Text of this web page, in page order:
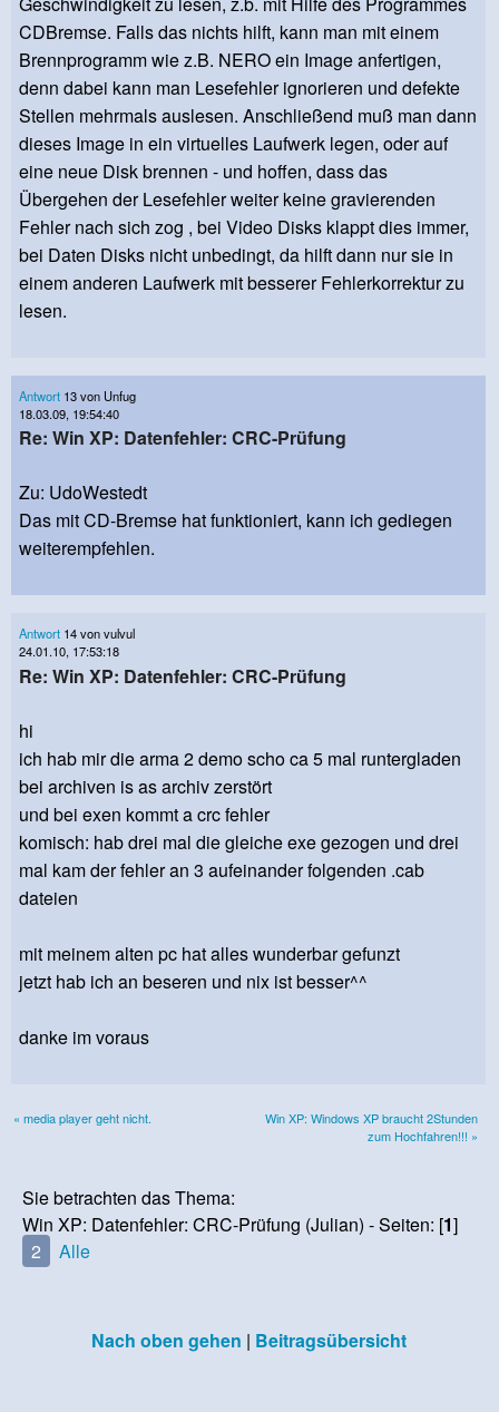
CDBremse. Falls das nichts hilft, kann man mit einem
Brennprogramm wie z.B. NERO ein Image anfertigen,
denn dabei kann man Lesefehler ignorieren und defekte
Stellen mehrmals auslesen. Anschließend muß man dann
dieses Image in ein virtuelles Laufwerk legen, oder auf
eine neue Disk brennen - und hoffen, dass das
Übergehen der Lesefehler weiter keine gravierenden
Fehler nach sich zog , bei Video Disks klappt dies immer,
bei Daten Disks nicht unbedingt, da hilft dann nur sie in
einem anderen Laufwerk mit besserer Fehlerkorrektur zu
lesen.
Antwort 13 von Unfug
18.03.09, 19:54:40
Re: Win XP: Datenfehler: CRC-Prüfung
Zu: UdoWestedt
Das mit CD-Bremse hat funktioniert, kann ich gediegen
weiterempfehlen.
Antwort 14 von vulvul
24.01.10, 17:53:18
Re: Win XP: Datenfehler: CRC-Prüfung
hi
ich hab mir die arma 2 demo scho ca 5 mal runtergladen
bei archiven is as archiv zerstört
und bei exen kommt a crc fehler
komisch: hab drei mal die gleiche exe gezogen und drei
mal kam der fehler an 3 aufeinander folgenden .cab
dateien
mit meinem alten pc hat alles wunderbar gefunzt
jetzt hab ich an beseren und nix ist besser^^
danke im voraus
« media player geht nicht.
Win XP: Windows XP braucht 2Stunden
zum Hochfahren!!! »
Sie betrachten das Thema:
Win XP: Datenfehler: CRC-Prüfung (Julian) - Seiten: [1]
2
Alle
Nach oben gehen | Beitragsübersicht